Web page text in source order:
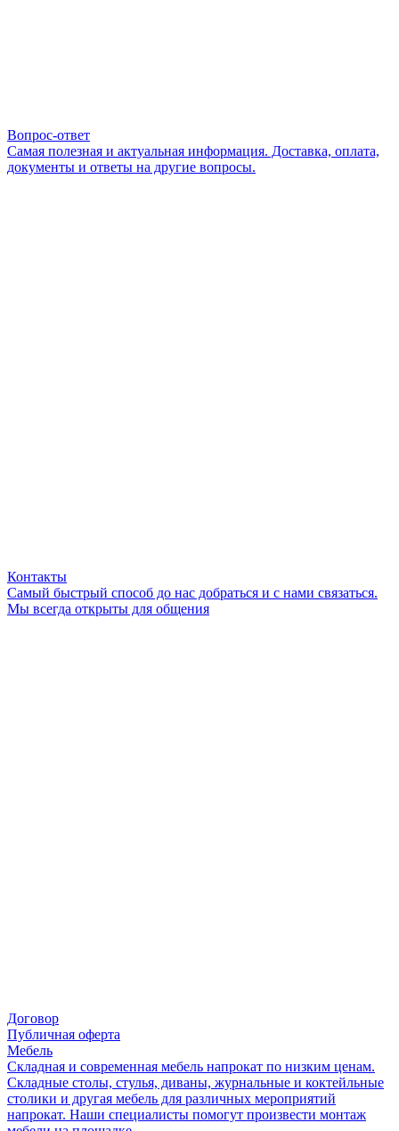
Вопрос-ответ
Самая полезная и актуальная информация. Доставка, оплата,
документы и ответы на другие вопросы.
Контакты
Самый быстрый способ до нас добраться и с нами связаться.
Мы всегда открыты для общения
Договор
Публичная оферта
Мебель
Складная и современная мебель напрокат по низким ценам.
Складные столы, стулья, диваны, журнальные и коктейльные
столики и другая мебель для различных мероприятий
напрокат. Наши специалисты помогут произвести монтаж